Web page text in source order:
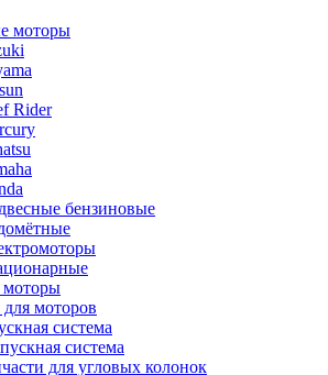
моторы
Rider
бензиновые
моторы
для моторов
система
система
для угловых колонок